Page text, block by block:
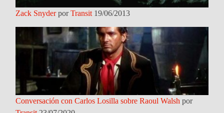
Zack SnyderporTransit 19/06/2013
Conversación con Carlos Losilla sobre Raoul Walsh por